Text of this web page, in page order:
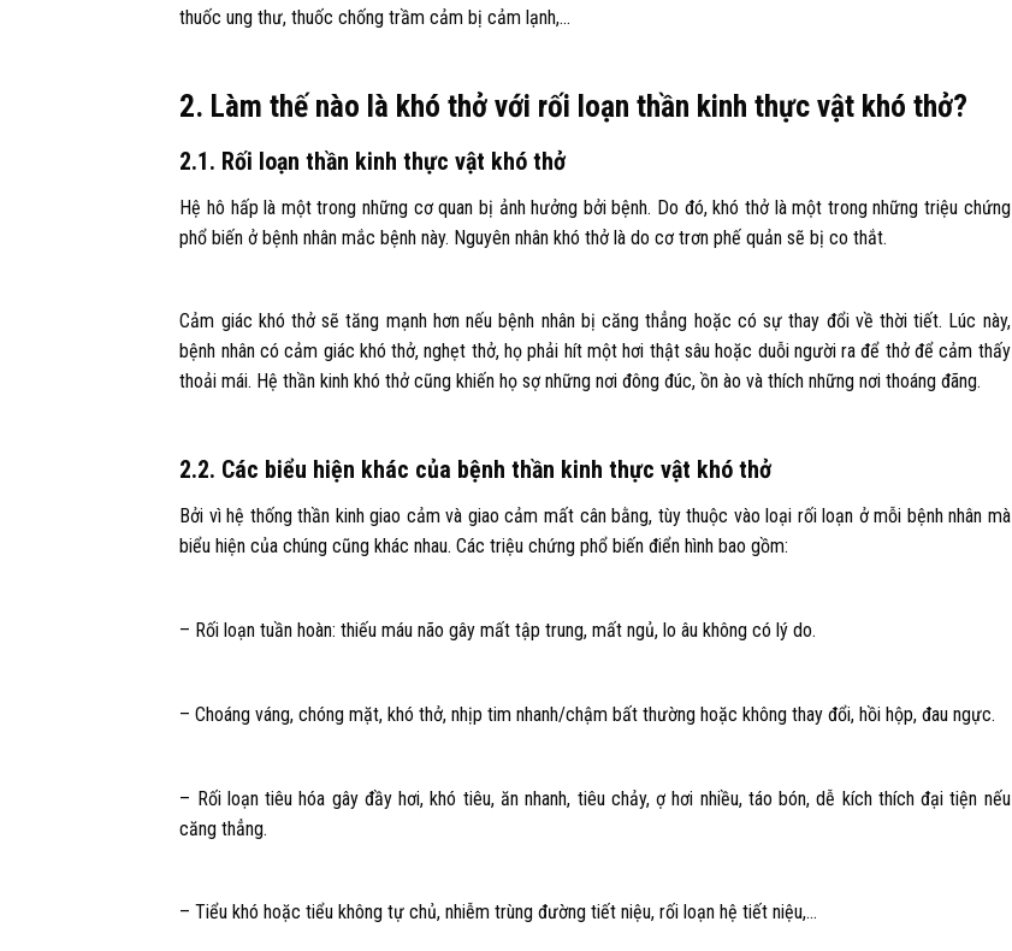
thuốc ung thư, thuốc chống trầm cảm bị cảm lạnh,…
2. Làm thế nào là khó thở với rối loạn thần kinh thực vật khó thở?
2.1. Rối loạn thần kinh thực vật khó thở
Hệ hô hấp là một trong những cơ quan bị ảnh hưởng bởi bệnh. Do đó, khó thở là một trong những triệu chứng
phổ biến ở bệnh nhân mắc bệnh này. Nguyên nhân khó thở là do cơ trơn phế quản sẽ bị co thắt.
Cảm giác khó thở sẽ tăng mạnh hơn nếu bệnh nhân bị căng thẳng hoặc có sự thay đổi về thời tiết. Lúc này,
bệnh nhân có cảm giác khó thở, nghẹt thở, họ phải hít một hơi thật sâu hoặc duỗi người ra để thở để cảm thấy
thoải mái. Hệ thần kinh khó thở cũng khiến họ sợ những nơi đông đúc, ồn ào và thích những nơi thoáng đãng.
2.2. Các biểu hiện khác của bệnh thần kinh thực vật khó thở
Bởi vì hệ thống thần kinh giao cảm và giao cảm mất cân bằng, tùy thuộc vào loại rối loạn ở mỗi bệnh nhân mà
biểu hiện của chúng cũng khác nhau. Các triệu chứng phổ biến điển hình bao gồm:
– Rối loạn tuần hoàn: thiếu máu não gây mất tập trung, mất ngủ, lo âu không có lý do.
– Choáng váng, chóng mặt, khó thở, nhịp tim nhanh/chậm bất thường hoặc không thay đổi, hồi hộp, đau ngực.
– Rối loạn tiêu hóa gây đầy hơi, khó tiêu, ăn nhanh, tiêu chảy, ợ hơi nhiều, táo bón, dễ kích thích đại tiện nếu
căng thẳng.
– Tiểu khó hoặc tiểu không tự chủ, nhiễm trùng đường tiết niệu, rối loạn hệ tiết niệu,…